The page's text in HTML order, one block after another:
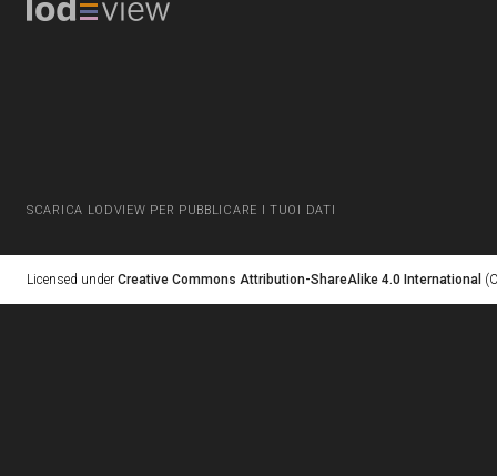
SCARICA LODVIEW PER PUBBLICARE I TUOI DATI
Licensed under Creative Commons Attribution-ShareAlike 4.0 International